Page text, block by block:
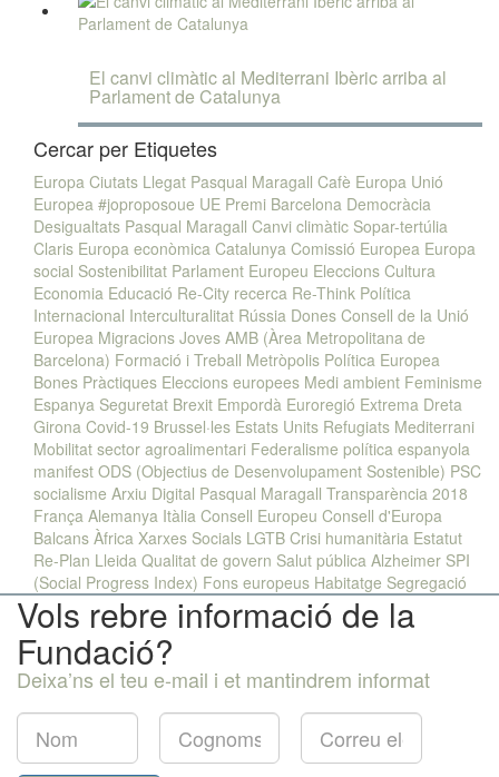
El canvi climàtic al Mediterrani Ibèric arriba al
Parlament de Catalunya
Cercar per Etiquetes
Europa Ciutats Llegat Pasqual Maragall Cafè Europa Unió
Europea #joproposoue UE Premi Barcelona Democràcia
Desigualtats Pasqual Maragall Canvi climàtic Sopar-tertúlia
Claris Europa econòmica Catalunya Comissió Europea Europa
social Sostenibilitat Parlament Europeu Eleccions Cultura
Economia Educació Re-City recerca Re-Think Política
Internacional Interculturalitat Rússia Dones Consell de la Unió
Europea Migracions Joves AMB (Àrea Metropolitana de
Barcelona) Formació i Treball Metròpolis Política Europea
Bones Pràctiques Eleccions europees Medi ambient Feminisme
Espanya Seguretat Brexit Empordà Euroregió Extrema Dreta
Girona Covid-19 Brussel·les Estats Units Refugiats Mediterrani
Mobilitat sector agroalimentari Federalisme política espanyola
manifest ODS (Objectius de Desenvolupament Sostenible) PSC
socialisme Arxiu Digital Pasqual Maragall Transparència 2018
França Alemanya Itàlia Consell Europeu Consell d'Europa
Balcans Àfrica Xarxes Socials LGTB Crisi humanitària Estatut
Re-Plan Lleida Qualitat de govern Salut pública Alzheimer SPI
(Social Progress Index) Fons europeus Habitatge Segregació
Vols rebre informació de la
Fundació?
Deixa’ns el teu e-mail i et mantindrem informat